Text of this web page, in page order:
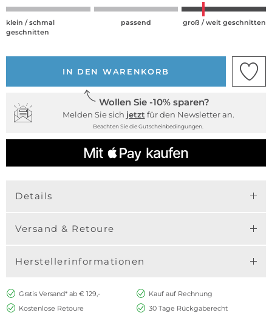
klein / schmal
geschnitten
passend groß / weit geschnitten
IN DEN WARENKORB
Wollen Sie -10% sparen?
Melden Sie sich jetzt für den Newsletter an.
Beachten Sie die Gutscheinbedingungen.
Details
Versand & Retoure
Herstellerinformationen
Gratis Versand* ab € 129,-
Kauf auf Rechnung
Kostenlose Retoure
30 Tage Rückgaberecht